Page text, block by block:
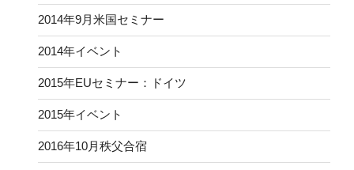
2014年9月米国セミナー
2014年イベント
2015年EUセミナー：ドイツ
2015年イベント
2016年10月秩父合宿